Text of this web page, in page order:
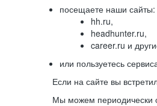
посещаете наши сайты:
hh.ru,
headhunter.ru,
career.ru и
или пользуетесь
Если на сайте вы
Мы можем периодически